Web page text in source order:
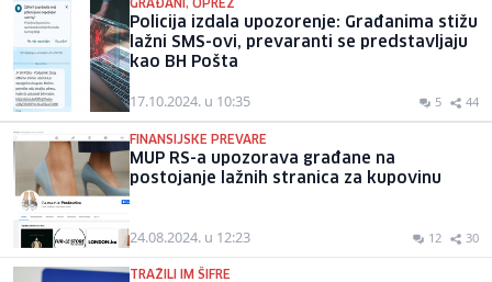
GRAĐANI, OPREZ
Policija izdala upozorenje: Građanima stižu
lažni SMS-ovi, prevaranti se predstavljaju
kao BH Pošta
17.10.2024. u 10:35 5 44
FINANSIJSKE PREVARE
MUP RS-a upozorava građane na
postojanje lažnih stranica za kupovinu
24.08.2024. u 12:23 12 30
TRAŽILI IM ŠIFRE